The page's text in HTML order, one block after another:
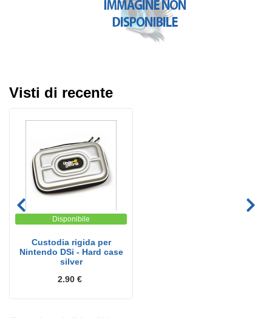
Visti di recente
Disponibile
Custodia rigida per
Nintendo DSi - Hard case
silver
2.90 €